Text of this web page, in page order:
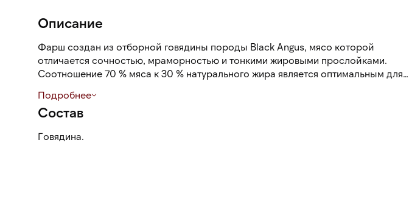
Описание
Фарш создан из отборной говядины породы Black Angus, мясо которой
отличается сочностью, мраморностью и тонкими жировыми прослойками.
Соотношение 70 % мяса к 30 % натурального жира является оптимальным для
структуру, яркий мясной вкус. Тонкие жировые прослойки равномерно
плавятся при приготовлении, делая блюдо сочным и нежным, с однородной и
Подробнее
Состав
Говядина.